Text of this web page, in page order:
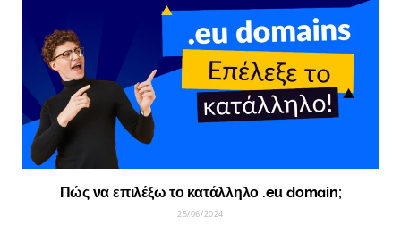
Πώς να επιλέξω το κατάλληλο .eu domain;
25/06/2024